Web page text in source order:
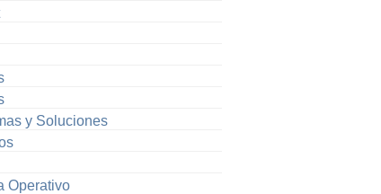
y Soluciones
Operativo